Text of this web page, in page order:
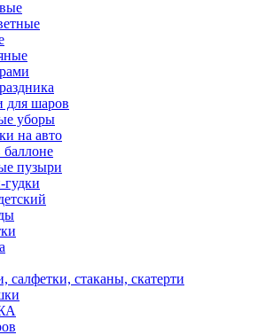
для шаров
уборы
на авто
баллоне
пузыри
салфетки, стаканы, скатерти